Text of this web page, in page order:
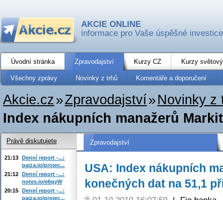
AKCIE ONLINE
informace pro Vaše úspěšné investice
Úvodní stránka Zpravodajství Kurzy CZ Kurzy
Všechny zprávy Novinky z trhů Komentáře a doporučení
Akcie.cz»Zpravodajství» Novinky z
Index nákupních manažerů
Zpravodajství
USA: Index nákupních
konečných dat na 51,1
Právě diskutujete
21:13 Denní report -...:
paiza.io/projec...
21:12 Denní report -...:
notes.io/e6qyW
20:15 Denní report -...:
paiza.io/projec...